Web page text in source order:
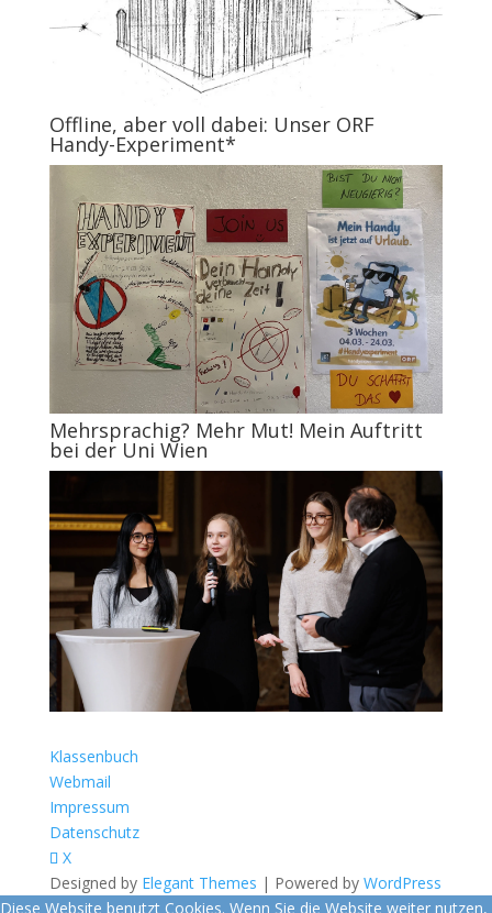
Offline, aber voll dabei: Unser ORF
Handy-Experiment*
Mehrsprachig? Mehr Mut! Mein Auftritt
bei der Uni Wien
Klassenbuch
Webmail
Impressum
Datenschutz
X
Designed by Elegant Themes | Powered by WordPress
Diese Website benutzt Cookies. Wenn Sie die Website weiter nutzen,